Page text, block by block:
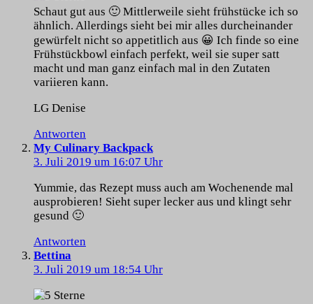
Schaut gut aus 🙂 Mittlerweile sieht frühstücke ich so
ähnlich. Allerdings sieht bei mir alles durcheinander
gewürfelt nicht so appetitlich aus 😀 Ich finde so eine
Frühstückbowl einfach perfekt, weil sie super satt
macht und man ganz einfach mal in den Zutaten
variieren kann.
LG Denise
Antworten
My Culinary Backpack
3. Juli 2019 um 16:07 Uhr
Yummie, das Rezept muss auch am Wochenende mal
ausprobieren! Sieht super lecker aus und klingt sehr
gesund 🙂
Antworten
Bettina
3. Juli 2019 um 18:54 Uhr